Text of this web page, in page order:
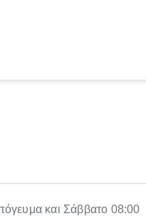
και Σάββατο 08:00